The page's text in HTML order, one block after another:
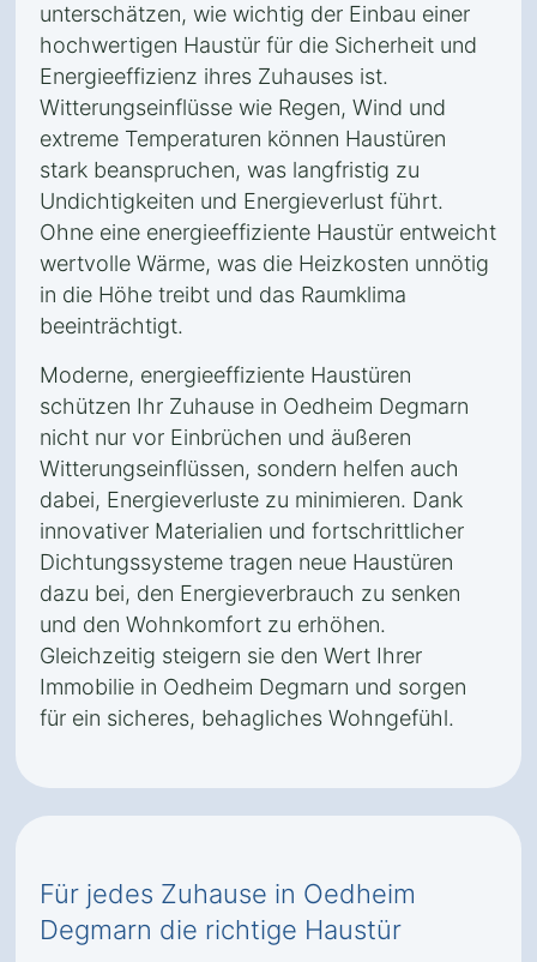
unterschätzen, wie wichtig der Einbau einer
hochwertigen Haustür für die Sicherheit und
Energieeffizienz ihres Zuhauses ist.
Witterungseinflüsse wie Regen, Wind und
extreme Temperaturen können Haustüren
stark beanspruchen, was langfristig zu
Undichtigkeiten und Energieverlust führt.
Ohne eine energieeffiziente Haustür entweicht
wertvolle Wärme, was die Heizkosten unnötig
in die Höhe treibt und das Raumklima
beeinträchtigt.
Moderne, energieeffiziente Haustüren
schützen Ihr Zuhause in Oedheim Degmarn
nicht nur vor Einbrüchen und äußeren
Witterungseinflüssen, sondern helfen auch
dabei, Energieverluste zu minimieren. Dank
innovativer Materialien und fortschrittlicher
Dichtungssysteme tragen neue Haustüren
dazu bei, den Energieverbrauch zu senken
und den Wohnkomfort zu erhöhen.
Gleichzeitig steigern sie den Wert Ihrer
Immobilie in Oedheim Degmarn und sorgen
für ein sicheres, behagliches Wohngefühl.
Für jedes Zuhause in Oedheim
Degmarn die richtige Haustür